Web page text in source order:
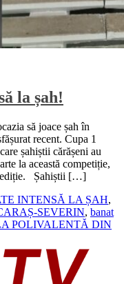
la șah!
să joace șah în
recent. Cupa 1
șahiștii cărășeni au
la această competiție,
ediție. Șahiștii […]
INTENSĂ LA ȘAH,
SEVERIN, banat
POLIVALENTĂ DIN